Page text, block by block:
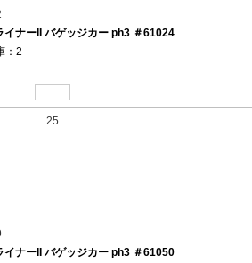
イナーII バゲッジカー ph3 ＃61024
：2
25
イナーII バゲッジカー ph3 ＃61050